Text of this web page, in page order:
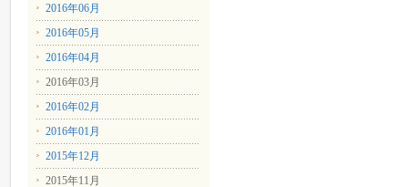
2016年06月
2016年05月
2016年04月
2016年03月
2016年02月
2016年01月
2015年12月
2015年11月